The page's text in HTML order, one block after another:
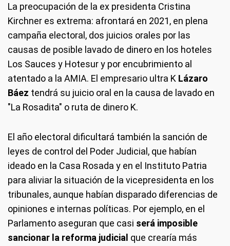
La preocupación de la ex presidenta Cristina
Kirchner es extrema: afrontará en 2021, en plena
campaña electoral, dos juicios orales por las
causas de posible lavado de dinero en los hoteles
Los Sauces y Hotesur y por encubrimiento al
atentado a la AMIA. El empresario ultra K Lázaro
Báez tendrá su juicio oral en la causa de lavado en
"La Rosadita" o ruta de dinero K.
El año electoral dificultará también la sanción de
leyes de control del Poder Judicial, que habían
ideado en la Casa Rosada y en el Instituto Patria
para aliviar la situación de la vicepresidenta en los
tribunales, aunque habían disparado diferencias de
opiniones e internas políticas. Por ejemplo, en el
Parlamento aseguran que casi será imposible
sancionar la reforma judicial que crearía más